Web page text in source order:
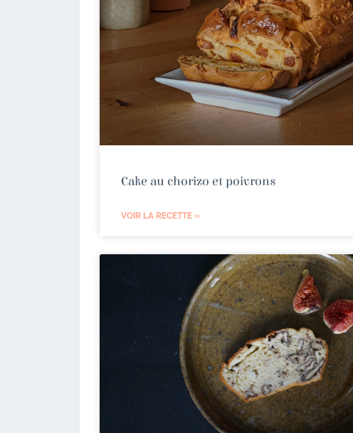
Cake au chorizo et poivrons
VOIR LA RECETTE »